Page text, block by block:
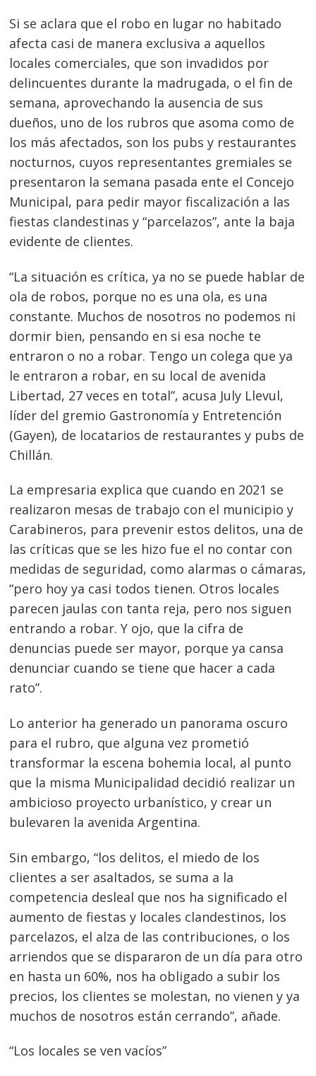
Si se aclara que el robo en lugar no habitado
afecta casi de manera exclusiva a aquellos
locales comerciales, que son invadidos por
delincuentes durante la madrugada, o el fin de
semana, aprovechando la ausencia de sus
dueños, uno de los rubros que asoma como de
los más afectados, son los pubs y restaurantes
nocturnos, cuyos representantes gremiales se
presentaron la semana pasada ente el Concejo
Municipal, para pedir mayor fiscalización a las
fiestas clandestinas y “parcelazos”, ante la baja
evidente de clientes.
“La situación es crítica, ya no se puede hablar de
ola de robos, porque no es una ola, es una
constante. Muchos de nosotros no podemos ni
dormir bien, pensando en si esa noche te
entraron o no a robar. Tengo un colega que ya
le entraron a robar, en su local de avenida
Libertad, 27 veces en total”, acusa July Llevul,
líder del gremio Gastronomía y Entretención
(Gayen), de locatarios de restaurantes y pubs de
Chillán.
La empresaria explica que cuando en 2021 se
realizaron mesas de trabajo con el municipio y
Carabineros, para prevenir estos delitos, una de
las críticas que se les hizo fue el no contar con
medidas de seguridad, como alarmas o cámaras,
“pero hoy ya casi todos tienen. Otros locales
parecen jaulas con tanta reja, pero nos siguen
entrando a robar. Y ojo, que la cifra de
denuncias puede ser mayor, porque ya cansa
denunciar cuando se tiene que hacer a cada
rato”.
Lo anterior ha generado un panorama oscuro
para el rubro, que alguna vez prometió
transformar la escena bohemia local, al punto
que la misma Municipalidad decidió realizar un
ambicioso proyecto urbanístico, y crear un
bulevaren la avenida Argentina.
Sin embargo, “los delitos, el miedo de los
clientes a ser asaltados, se suma a la
competencia desleal que nos ha significado el
aumento de fiestas y locales clandestinos, los
parcelazos, el alza de las contribuciones, o los
arriendos que se dispararon de un día para otro
en hasta un 60%, nos ha obligado a subir los
precios, los clientes se molestan, no vienen y ya
muchos de nosotros están cerrando”, añade.
“Los locales se ven vacíos”
Navegación
de
entradas